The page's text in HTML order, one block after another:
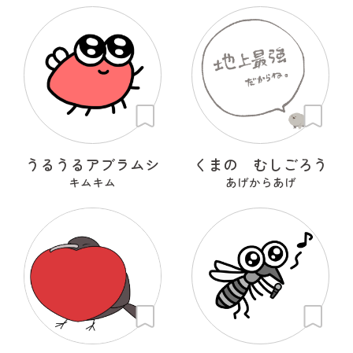
うるうるアブラムシ
キムキム
くまの むしごろう
あげからあげ